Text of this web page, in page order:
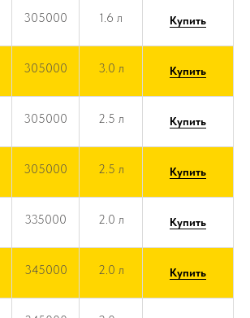
305000 1.6 л Купить
305000 3.0 л Купить
305000 2.5 л Купить
305000 2.5 л Купить
335000 2.0 л Купить
345000 2.0 л Купить